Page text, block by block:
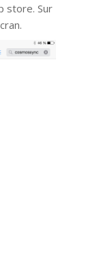
store. Sur